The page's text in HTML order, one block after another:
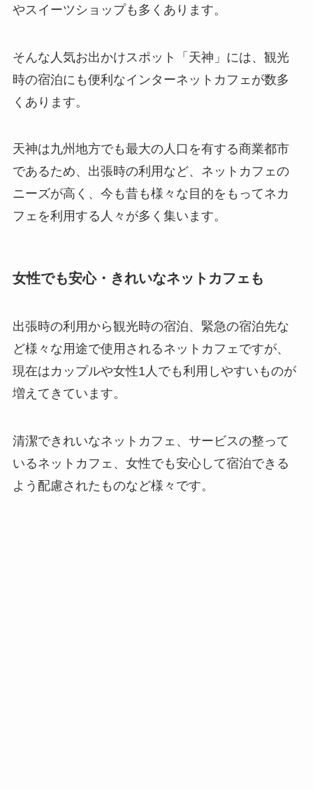
やスイーツショップも多くあります。
そんな人気お出かけスポット「天神」には、観光
時の宿泊にも便利なインターネットカフェが数多
くあります。
天神は九州地方でも最大の人口を有する商業都市
であるため、出張時の利用など、ネットカフェの
ニーズが高く、今も昔も様々な目的をもってネカ
フェを利用する人々が多く集います。
女性でも安心・きれいなネットカフェも
出張時の利用から観光時の宿泊、緊急の宿泊先な
ど様々な用途で使用されるネットカフェですが、
現在はカップルや女性1人でも利用しやすいものが
増えてきています。
清潔できれいなネットカフェ、サービスの整って
いるネットカフェ、女性でも安心して宿泊できる
よう配慮されたものなど様々です。